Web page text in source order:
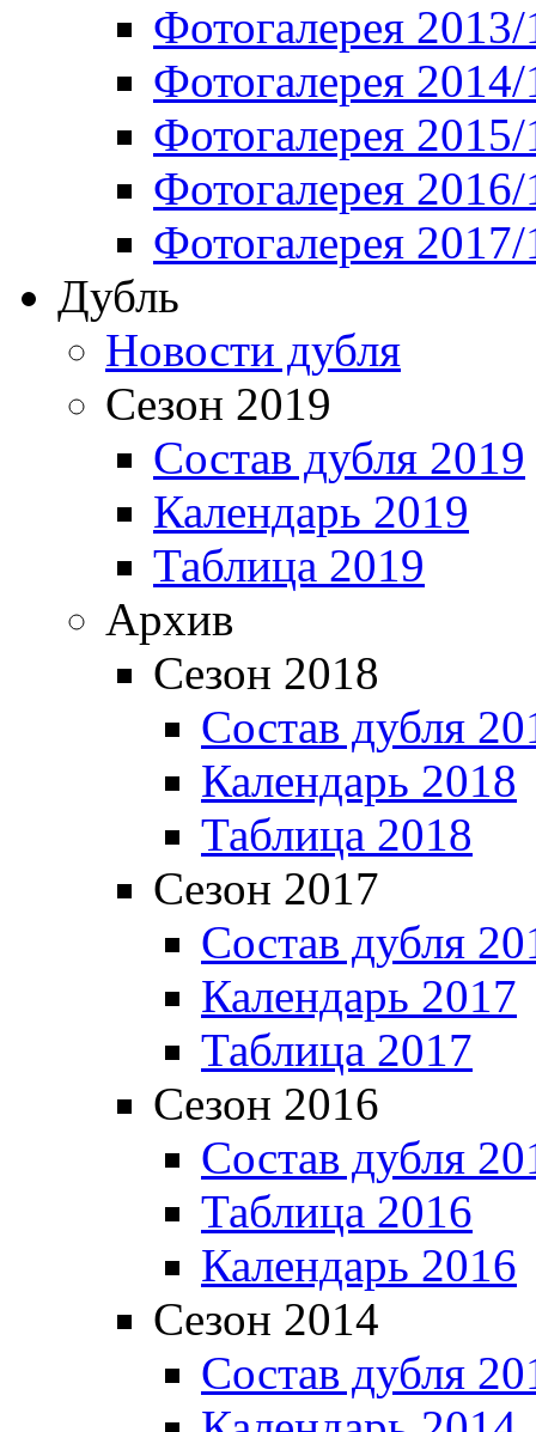
Фотогалерея
Фотогалерея
Фотогалерея
Фотогалерея
Фотогалерея
Дубль
Новости дубля
Сезон 2019
Состав дубля 2019
Календарь 2019
Таблица 2019
Архив
Сезон 2018
Состав дубля
Календарь 2018
Таблица 2018
Сезон 2017
Состав дубля
Календарь 2017
Таблица 2017
Сезон 2016
Состав дубля
Таблица 2016
Календарь 2016
Сезон 2014
Состав дубля